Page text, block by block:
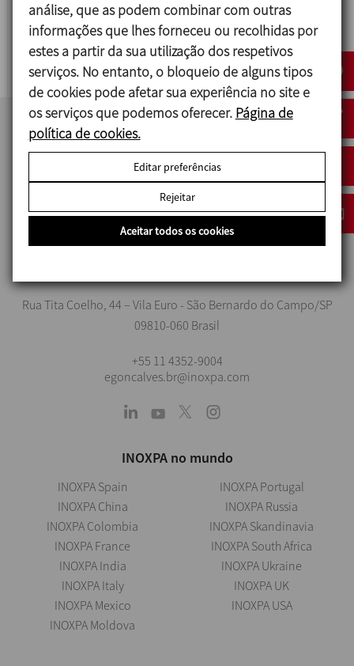
HTST
PASTEURIZADOR
Rua Tita Coelho, 44 – Vila Euro - São Bernardo do Campo/SP
09810-060 Brasil
+55 11 4352-9004
egoncalves.br@inoxpa.com
INOXPA no mundo
INOXPA Spain
INOXPA China
INOXPA Colombia
INOXPA France
INOXPA India
INOXPA Italy
INOXPA Mexico
INOXPA Moldova
INOXPA Portugal
INOXPA Russia
INOXPA Skandinavia
INOXPA South Africa
INOXPA Ukraine
INOXPA UK
INOXPA USA
análise, que as podem combinar com outras
informações que lhes forneceu ou recolhidas por
estes a partir da sua utilização dos respetivos
serviços. No entanto, o bloqueio de alguns tipos
de cookies pode afetar sua experiência no site e
os serviços que podemos oferecer. Página de
política de cookies.
Editar preferências
Rejeitar
Aceitar todos os cookies